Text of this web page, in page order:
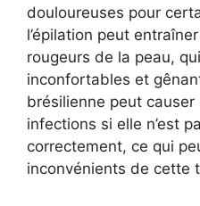
douloureuses pour
l’épilation peut
rougeurs de la peau,
inconfortables et
brésilienne peut
infections si elle n’est
correctement, ce qui
inconvénients de cette